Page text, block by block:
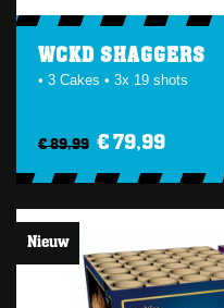
WCKD SHAGGERS
• 3 Cakes • 3x 19 shots
€ 89,99 € 79,99
Nieuw